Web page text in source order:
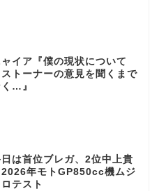
イア『僕の現状について
ストーナーの意見を聞くまで
…』
は首位ブレガ、2位中上貴
2026年モトGP850cc機ムジ
テスト